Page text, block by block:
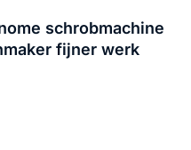
schrobmachine
fijner werk